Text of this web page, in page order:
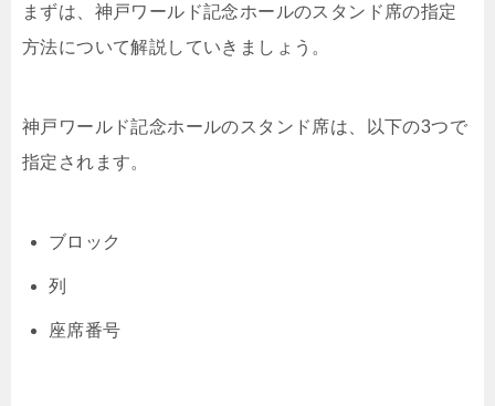
まずは、神戸ワールド記念ホールのスタンド席の指定
方法について解説していきましょう。
神戸ワールド記念ホールのスタンド席は、以下の3つで
指定されます。
ブロック
列
座席番号